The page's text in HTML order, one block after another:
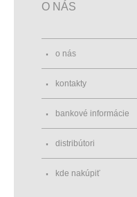
O NÁS
o nás
kontakty
bankové informácie
distribútori
kde nakúpiť